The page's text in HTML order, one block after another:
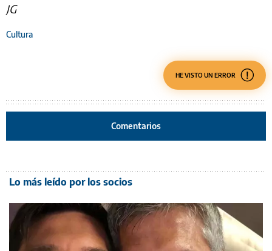
JG
Cultura
HE VISTO UN ERROR
Comentarios
Lo más leído por los socios